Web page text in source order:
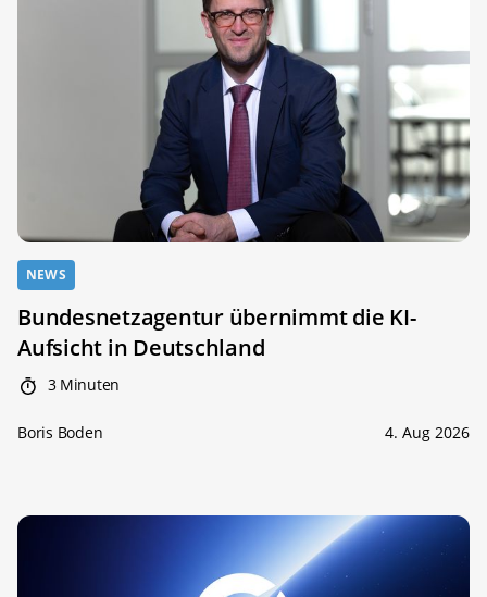
NEWS
Bundesnetzagentur übernimmt die KI-
Aufsicht in Deutschland
3 Minuten
Boris Boden 4. Aug 2026